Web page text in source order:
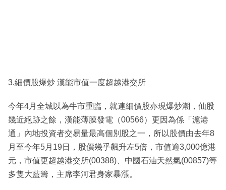
3.細價股爆炒 漢能市值一度超越港交所
今年4月全城以為牛市重臨，就連細價股亦現爆炒潮，仙股
幾近絕跡之餘，漢能薄膜發電（00566）更因為係「滬港
通」內地投資者交易量最高個別股之一，所以股價由去年8
月至今年5月19日，股價幾乎飆升左5倍，市值逾3,000億港
元，市值更超越港交所(00388)、中國石油天然氣(00857)等
多隻大藍籌，主席李河君身家暴漲。